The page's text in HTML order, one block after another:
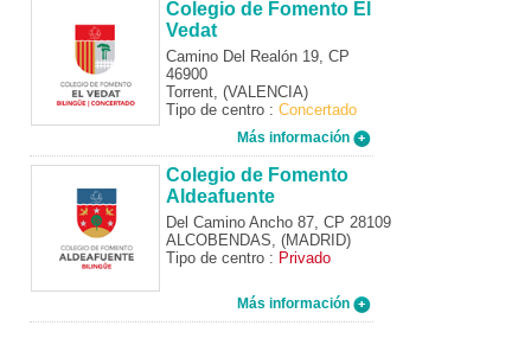
Colegio de Fomento El
Vedat
Camino Del Realón 19, CP
46900
Torrent, (VALENCIA)
Tipo de centro : Concertado
Más información
Colegio de Fomento
Aldeafuente
Del Camino Ancho 87, CP 28109
ALCOBENDAS, (MADRID)
Tipo de centro : Privado
Más información